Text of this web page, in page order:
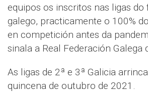
equipos os inscritos nas ligas
galego, practicamente o 100%
en competición antes da
sinala a Real Federación Galega
As ligas de 2ª e 3ª Galicia
quincena de outubro de 2021.